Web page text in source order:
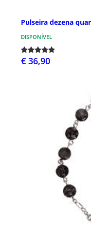
Pulseira dezena
DISPONÍVEL
€ 36,90